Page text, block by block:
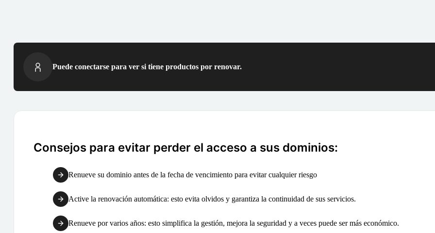
Puede conectarse para ver si tiene productos por renovar.
Consejos para evitar perder el acceso a sus dominios:
Renueve su dominio antes de la fecha de vencimiento para evitar cualquier riesgo
Active la renovación automática: esto evita olvidos y garantiza la continuidad de sus servicios.
Renueve por varios años: esto simplifica la gestión, mejora la seguridad y a veces puede ser más económico.